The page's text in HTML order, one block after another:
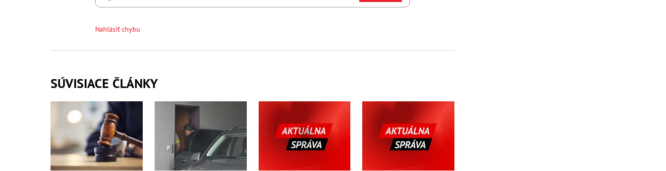
Nahlásiť chybu
SÚVISIACE ČLÁNKY